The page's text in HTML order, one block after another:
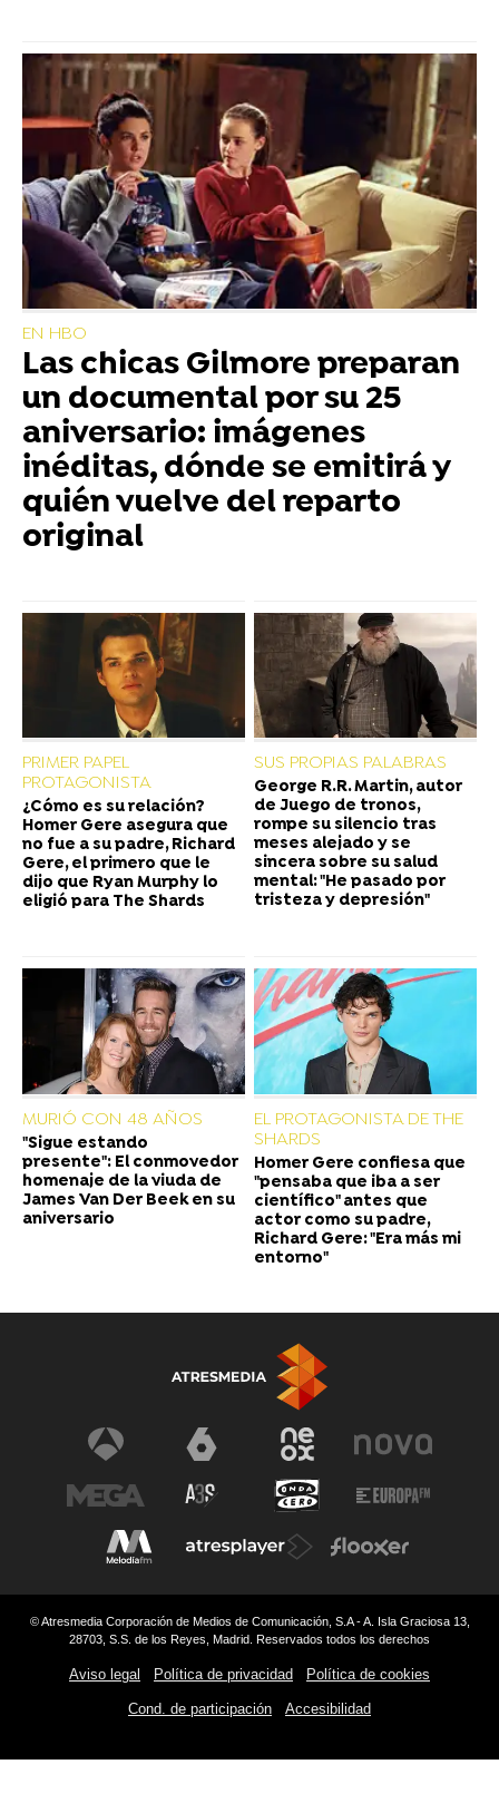
EN HBO
Las chicas Gilmore preparan
un documental por su 25
aniversario: imágenes
inéditas, dónde se emitirá y
quién vuelve del reparto
original
PRIMER PAPEL
PROTAGONISTA
¿Cómo es su relación?
Homer Gere asegura que
no fue a su padre, Richard
Gere, el primero que le
dijo que Ryan Murphy lo
eligió para The Shards
SUS PROPIAS PALABRAS
George R.R. Martin, autor
de Juego de tronos,
rompe su silencio tras
meses alejado y se
sincera sobre su salud
mental: "He pasado por
tristeza y depresión"
MURIÓ CON 48 AÑOS
"Sigue estando
presente": El conmovedor
homenaje de la viuda de
James Van Der Beek en su
aniversario
EL PROTAGONISTA DE THE
SHARDS
Homer Gere confiesa que
"pensaba que iba a ser
científico" antes que
actor como su padre,
Richard Gere: "Era más mi
entorno"
© Atresmedia Corporación de Medios de Comunicación, S.A - A. Isla Graciosa 13,
28703, S.S. de los Reyes, Madrid. Reservados todos los derechos
Aviso legal Política de privacidad Política de cookies
Cond. de participación Accesibilidad